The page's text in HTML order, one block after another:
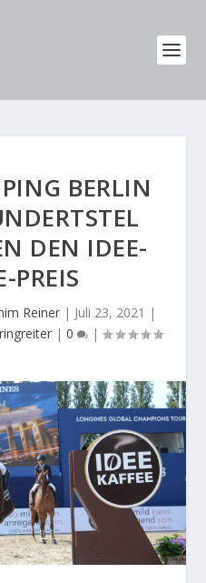
BERLIN
DEN IDEE-
PREIS
Reiner| Juli 23, 2021 |
| 0 |